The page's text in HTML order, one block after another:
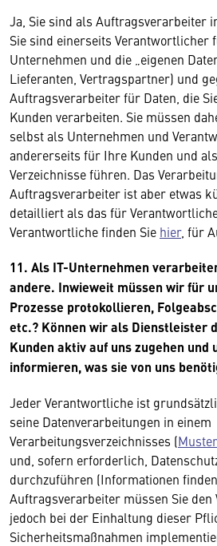
Ja, Sie sind als Auftragsverarbeiter
Sie sind einerseits Verantwortlicher
Unternehmen und die „eigenen
Lieferanten, Vertragspartner) und
Auftragsverarbeiter für Daten, die
Kunden verarbeiten. Sie müssen
selbst als Unternehmen und
andererseits für Ihre Kunden und
Verzeichnisse führen. Das
Auftragsverarbeiter ist aber etwas
detailliert als das für
Verantwortliche finden Sie hier, für
11. Als IT-Unternehmen
andere. Inwieweit müssen wir für
Prozesse protokollieren,
etc.? Können wir als Dienstleister
Kunden aktiv auf uns zugehen und
informieren, was sie von uns
Jeder Verantwortliche ist
seine Datenverarbeitungen in einem
Verarbeitungsverzeichnisses (Muster
und, sofern erforderlich,
durchzuführen (Informationen
Auftragsverarbeiter müssen Sie
jedoch bei der Einhaltung dieser
Sicherheitsmaßnahmen